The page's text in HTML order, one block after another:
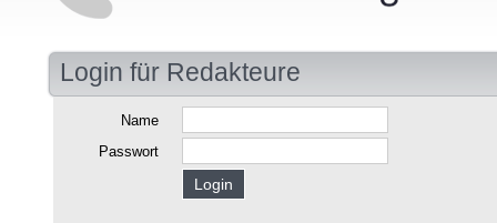
Login für Redakteure
Name
Passwort